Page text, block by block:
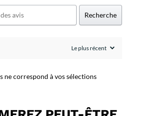
Recherche
ne correspond à vos sélections